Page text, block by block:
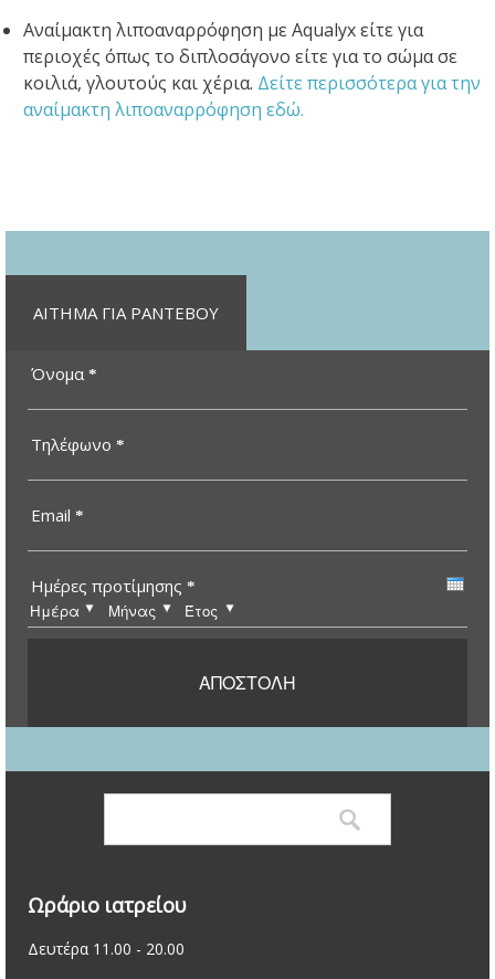
Αναίμακτη λιποαναρρόφηση με Aqualyx είτε για
περιοχές όπως το διπλοσάγονο είτε για το σώμα σε
κοιλιά, γλουτούς και χέρια. Δείτε περισσότερα για την
αναίμακτη λιποαναρρόφηση εδώ.
ΑΙΤΗΜΑ ΓΙΑ ΡΑΝΤΕΒΟΥ
Όνομα *
Τηλέφωνο *
Email *
Ημέρες προτίμησης *
Ημέρα Μήνας Έτος
Ωράριο ιατρείου
Δευτέρα 11.00 - 20.00